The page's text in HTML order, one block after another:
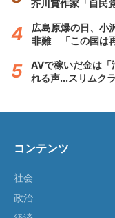
芥川賞作家「自民
広島原爆の日、小
非難 「この国は
AVで稼いだ金は
れる声...スリムク
コンテンツ
社会
政治